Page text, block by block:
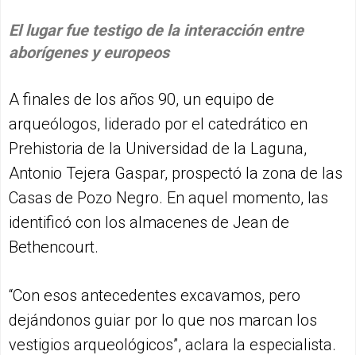
El lugar fue testigo de la interacción entre
aborígenes y europeos
A finales de los años 90, un equipo de
arqueólogos, liderado por el catedrático en
Prehistoria de la Universidad de la Laguna,
Antonio Tejera Gaspar, prospectó la zona de las
Casas de Pozo Negro. En aquel momento, las
identificó con los almacenes de Jean de
Bethencourt.
“Con esos antecedentes excavamos, pero
dejándonos guiar por lo que nos marcan los
vestigios arqueológicos”, aclara la especialista.